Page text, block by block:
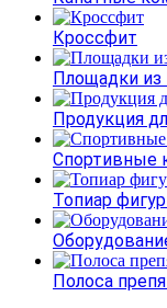
Кроссфит
Площадки из
Продукция
Спортивные
Топиар
Полоса